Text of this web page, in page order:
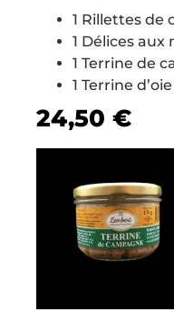
1 Rillettes de
1 Délices aux
1 Terrine de
1 Terrine
24,50 €